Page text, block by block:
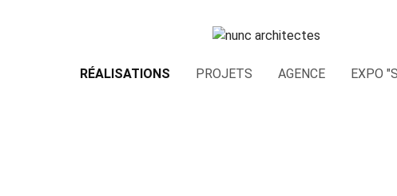
RÉALISATIONS PROJETS AGENCE EXPO